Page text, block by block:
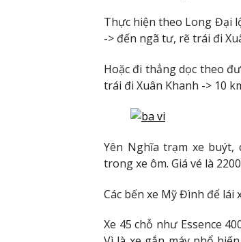
Thực hiện theo Long Đại
-> đến ngã tư, rẽ trái đi
Hoặc đi thẳng dọc theo
trái đi Xuân Khanh -> 10
Yên Nghĩa trạm xe buýt,
trong xe ôm. Giá vé là
Các bến xe Mỹ Đình để lái
Xe 45 chỗ như Essence